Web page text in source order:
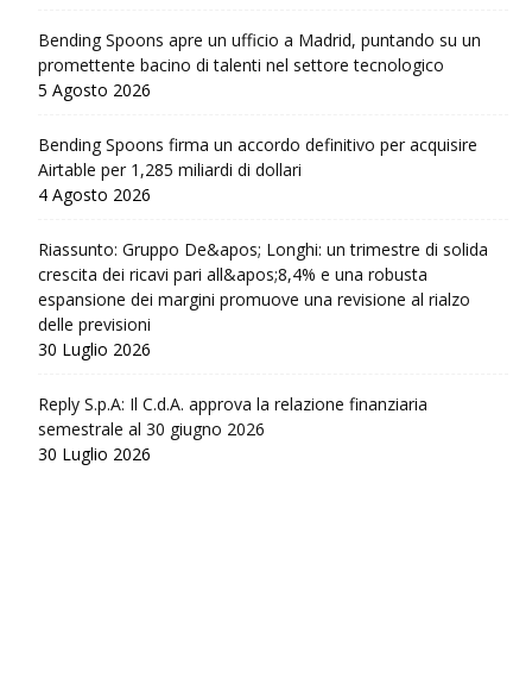
Bending Spoons apre un ufficio a Madrid, puntando su un
promettente bacino di talenti nel settore tecnologico
5 Agosto 2026
Bending Spoons firma un accordo definitivo per acquisire
Airtable per 1,285 miliardi di dollari
4 Agosto 2026
Riassunto: Gruppo De&apos; Longhi: un trimestre di solida
crescita dei ricavi pari all&apos;8,4% e una robusta
espansione dei margini promuove una revisione al rialzo
delle previsioni
30 Luglio 2026
Reply S.p.A: Il C.d.A. approva la relazione finanziaria
semestrale al 30 giugno 2026
30 Luglio 2026